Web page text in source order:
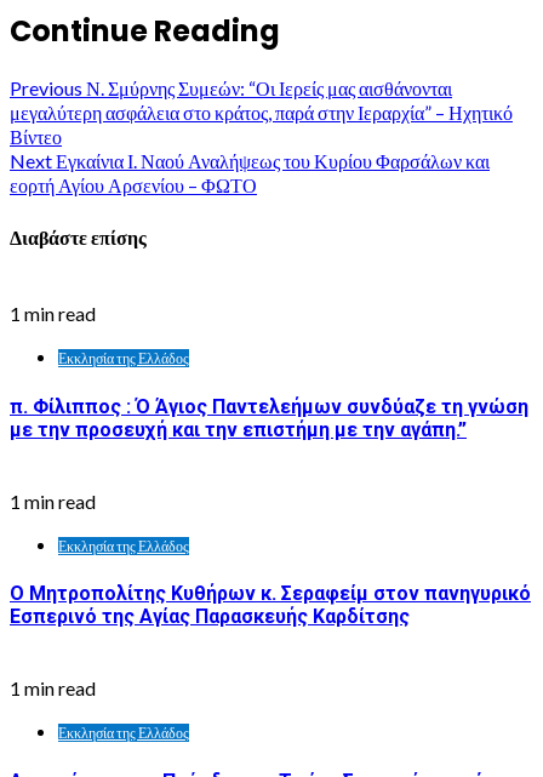
Continue Reading
Previous Ν. Σμύρνης Συμεών: “Οι Ιερείς μας αισθάνονται
μεγαλύτερη ασφάλεια στο κράτος, παρά στην Ιεραρχία” – Ηχητικό
Βίντεο
NextΕγκαίνια Ι. Ναού Αναλήψεως του Κυρίου Φαρσάλων και
εορτή Αγίου Αρσενίου – ΦΩΤΟ
Διαβάστε επίσης
1 min read
Εκκλησία της Ελλάδος
π. Φίλιππος : Ό Άγιος Παντελεήμων συνδύαζε τη γνώση
με την προσευχή και την επιστήμη με την αγάπη.”
1 min read
Εκκλησία της Ελλάδος
Ο Μητροπολίτης Κυθήρων κ. Σεραφείμ στον πανηγυρικό
Εσπερινό της Αγίας Παρασκευής Καρδίτσης
1 min read
Εκκλησία της Ελλάδος